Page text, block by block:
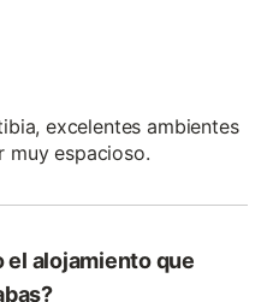
excelentes ambientes
muy espacioso.
el alojamiento que